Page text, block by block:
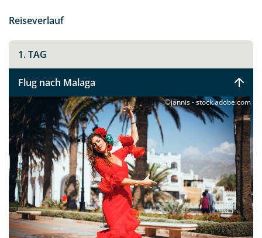
der Kolumbus zu seinen Fahrten in die Neue Welt
Reiseverlauf
1. TAG
Flug nach Malaga
©jannis - stock.adobe.com